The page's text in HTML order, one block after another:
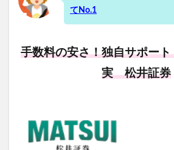
てNo.1
手数料の安さ！独自サポー
実 松井証券